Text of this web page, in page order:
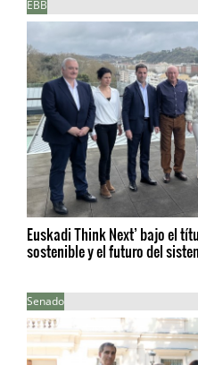
EBB
Euskadi Think Next’ bajo el
sostenible y el futuro del
Senado